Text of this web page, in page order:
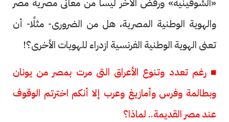
والهوية الوطنية المصرية، هل من الضرورى- مثلًا- أن
تعنى الهوية الوطنية الفرنسية ازدراء للهويات الأخرى؟!
■ رغم تعدد وتنوع الأعراق التى مرت بمصر من يونان
وبطالمة وفرس وأمازيغ وعرب إلا أنكم اخترتم الوقوف
عند مصر القديمة.. لماذا؟